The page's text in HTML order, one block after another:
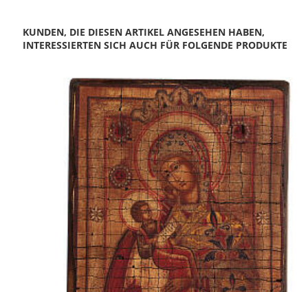
KUNDEN, DIE DIESEN ARTIKEL ANGESEHEN HABEN,
INTERESSIERTEN SICH AUCH FÜR FOLGENDE PRODUKTE